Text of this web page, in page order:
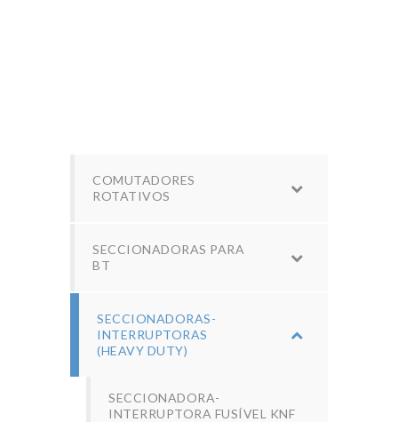
COMUTADORES
ROTATIVOS
SECCIONADORAS PARA
BT
SECCIONADORAS-
INTERRUPTORAS
(HEAVY DUTY)
SECCIONADORA-
INTERRUPTORA FUSÍVEL KNF